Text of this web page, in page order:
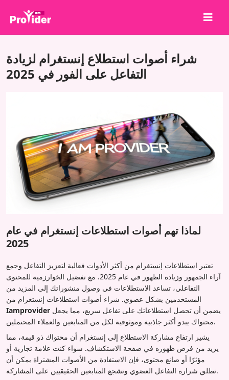
من نحن
API
الشروط
مدونة
شراء أصوات استطلاع إنستغرام لزيادة
التفاعل على الفور في 2025
لماذا تهم أصوات استطلاعات إنستغرام في عام
2025
تعتبر استطلاعات إنستغرام من أكثر الأدوات فعالية لتعزيز التفاعل وجمع
آراء الجمهور وزيادة الظهور في عام 2025. مع تفضيل الخوارزمية للمحتوى
التفاعلي، تساعد الاستطلاعات في وصول منشوراتك إلى المزيد من
المستخدمين بشكل عضوي. شراء أصوات استطلاعات إنستغرام من
Iamprovider
محتواك يبدو أكثر جاذبية وموثوقية لكل من المتابعين والعملاء المحتملين.
يشير ارتفاع مشاركة الاستطلاع إلى إنستغرام أن محتواك ذو قيمة، مما
يزيد من فرص ظهوره في صفحة الاستكشاف. سواء كنت علامة تجارية أو
مؤثرًا أو صانع محتوى، فإن الاستفادة من الأصوات المشتراة يمكن أن
تطلق شرارة التفاعل العضوي وتشجع المتابعين الحقيقيين على المشاركة.